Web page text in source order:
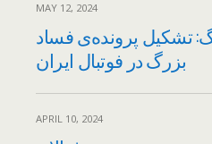
MAY 12, 2024
تشکیل پرونده‌ی فساد
بزرگ در فوتبال ایران
APRIL 10, 2024